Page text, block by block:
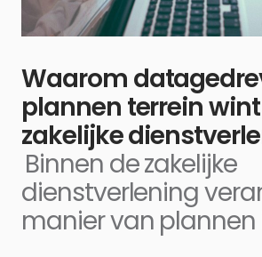
Waarom
plannen terrein
zakelijke
Binnen de zakelijke
dienstverlening
manier van